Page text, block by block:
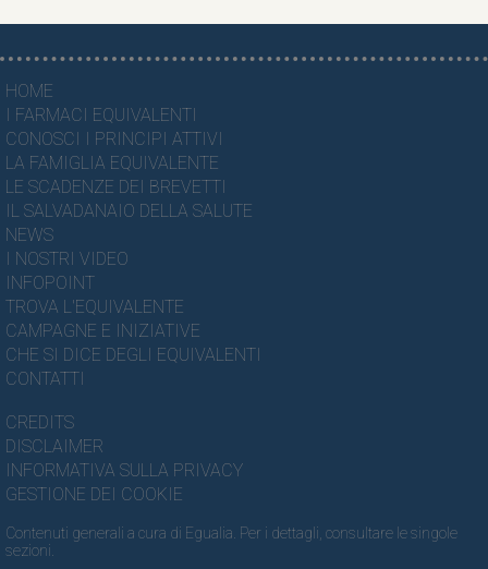
HOME
I FARMACI EQUIVALENTI
CONOSCI I PRINCIPI ATTIVI
LA FAMIGLIA EQUIVALENTE
LE SCADENZE DEI BREVETTI
IL SALVADANAIO DELLA SALUTE
NEWS
I NOSTRI VIDEO
INFOPOINT
TROVA L'EQUIVALENTE
CAMPAGNE E INIZIATIVE
CHE SI DICE DEGLI EQUIVALENTI
CONTATTI
CREDITS
DISCLAIMER
INFORMATIVA SULLA PRIVACY
GESTIONE DEI COOKIE
Contenuti generali a cura di Egualia. Per i dettagli, consultare le singole
sezioni.